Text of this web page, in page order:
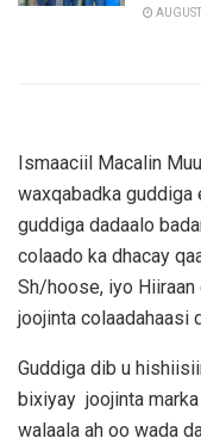
Ismaaciil Macalin
waxqabadka guddiga
guddiga dadaalo
colaado ka dhacay
Sh/hoose, iyo Hiiraan
joojinta colaadahaasi
Guddiga dib u
bixiyay joojinta
walaala ah oo wada